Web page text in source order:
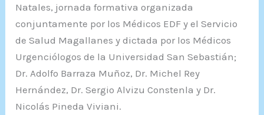
Natales, jornada formativa organizada
conjuntamente por los Médicos EDF y el Servicio
de Salud Magallanes y dictada por los Médicos
Urgenciólogos de la Universidad San Sebastián;
Dr. Adolfo Barraza Muñoz, Dr. Michel Rey
Hernández, Dr. Sergio Alvizu Constenla y Dr.
Nicolás Pineda Viviani.